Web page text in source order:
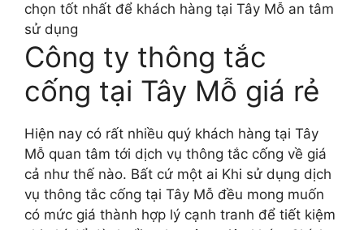
chọn tốt nhất để khách hàng tại Tây Mỗ an tâm
sử dụng
Công ty thông tắc
cống tại Tây Mỗ giá rẻ
Hiện nay có rất nhiều quý khách hàng tại Tây
Mỗ quan tâm tới dịch vụ thông tắc cống về giá
cả như thế nào. Bất cứ một ai Khi sử dụng dịch
vụ thông tắc cống tại Tây Mỗ đều mong muốn
có mức giá thành hợp lý cạnh tranh để tiết kiệm